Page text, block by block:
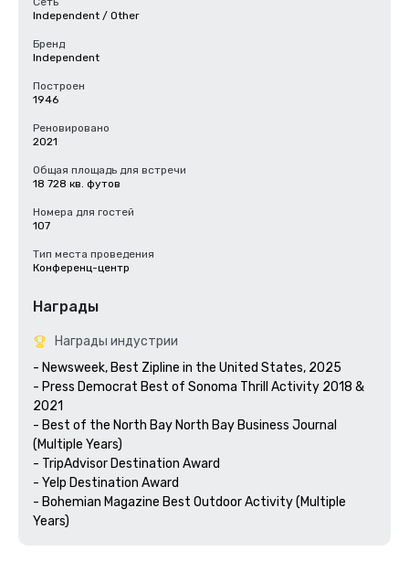
Independent / Other
Бренд
Independent
Построен
1946
Реновировано
2021
Общая площадь для встречи
18 728 кв. футов
Номера для гостей
107
Тип места проведения
Конференц-центр
Награды
Награды индустрии
- Newsweek, Best Zipline in the United States, 2025
- Press Democrat Best of Sonoma Thrill Activity 2018 &
2021
- Best of the North Bay North Bay Business Journal
(Multiple Years)
- TripAdvisor Destination Award
- Yelp Destination Award
- Bohemian Magazine Best Outdoor Activity (Multiple